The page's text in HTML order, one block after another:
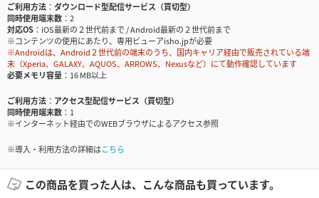
ご利用方法
ダウンロード型配信サービス（買切型）
同時使用端末数
2
対応OS
iOS最新の２世代前まで / Android最新の２世代前まで
※コンテンツの使用にあたり、専用ビューアisho.jpが必要
※Androidは、Android２世代前の端末のうち、国内キャリア経由で販売されている端
末（Xperia、GALAXY、AQUOS、ARROWS、Nexusなど）にて動作確認しています
必要メモリ容量
16 MB以上
ご利用方法
アクセス型配信サービス（買切型）
同時使用端末数
1
※インターネット経由でのWEBブラウザによるアクセス参照
※導入・利用方法の詳細はこちら
この商品を買った人は、こんな商品も買っています。